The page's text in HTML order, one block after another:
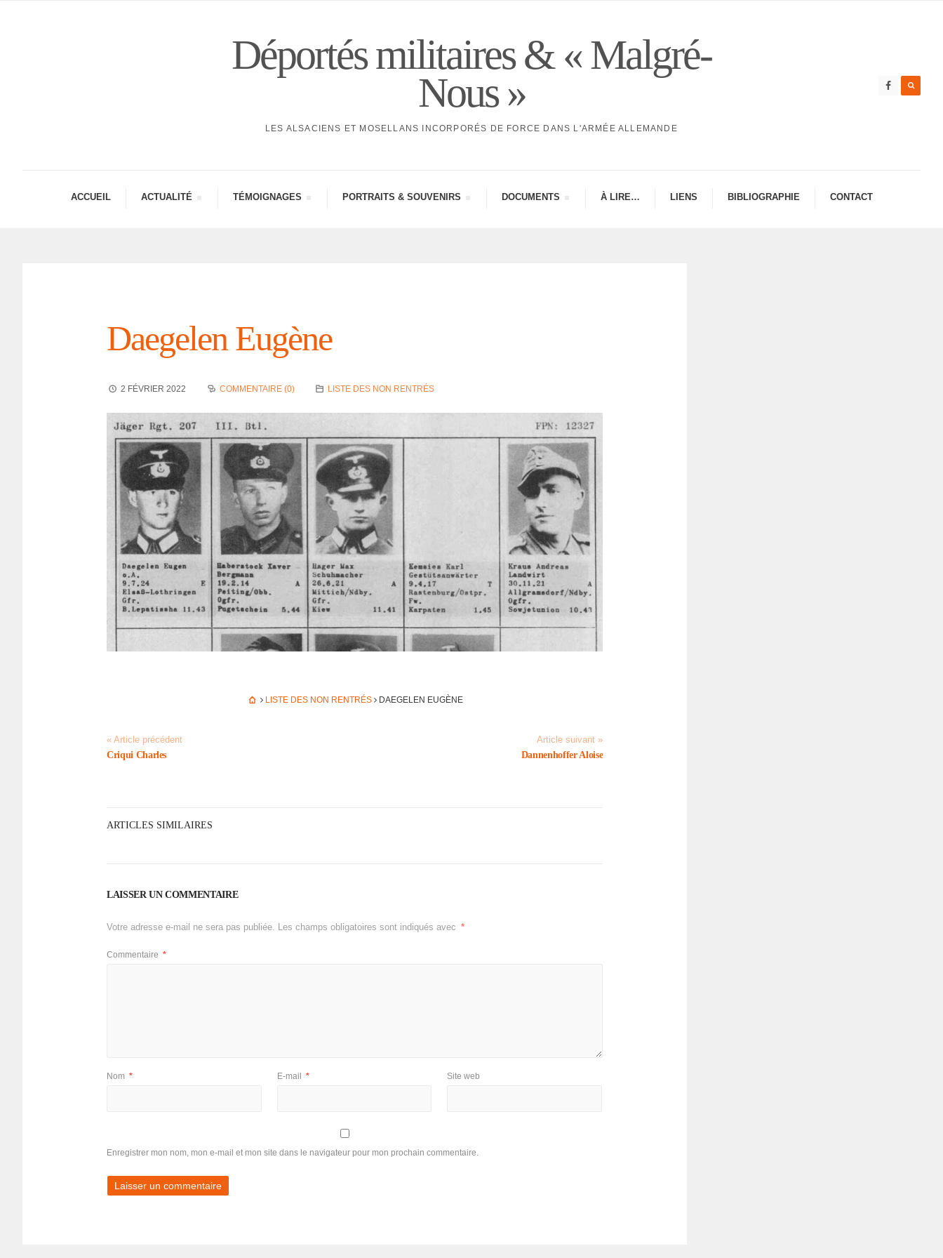
Déportés militaires & « Malgré-
Nous »
LES ALSACIENS ET MOSELLANS INCORPORÉS DE FORCE DANS L'ARMÉE ALLEMANDE
ACCUEIL ACTUA­LITÉ TÉMOI­GNAGES PORTRAITS & SOUVE­NIRS DOCU­MENTS À LIRE… LIENS BIBLIO­GRA­PHIE CONTAC­­T
Daege­len Eugène
2 FÉVRIER 2022 COMMENTAIRE (0) LISTE DES NON RENTRÉS
LISTE DES NON RENTRÉS DAEGE­LEN EUGÈNE
« Article précédent
Criqui Charles
Article suivant »
Dannen­hof­fer Aloise
ARTICLES SIMILAIRES
LAISSER UN COMMENTAIRE
Votre adresse e-mail ne sera pas publiée. Les champs obligatoires sont indiqués avec *
Commentaire *
Nom * E-mail * Site web
Enregistrer mon nom, mon e-mail et mon site dans le navigateur pour mon prochain commentaire.